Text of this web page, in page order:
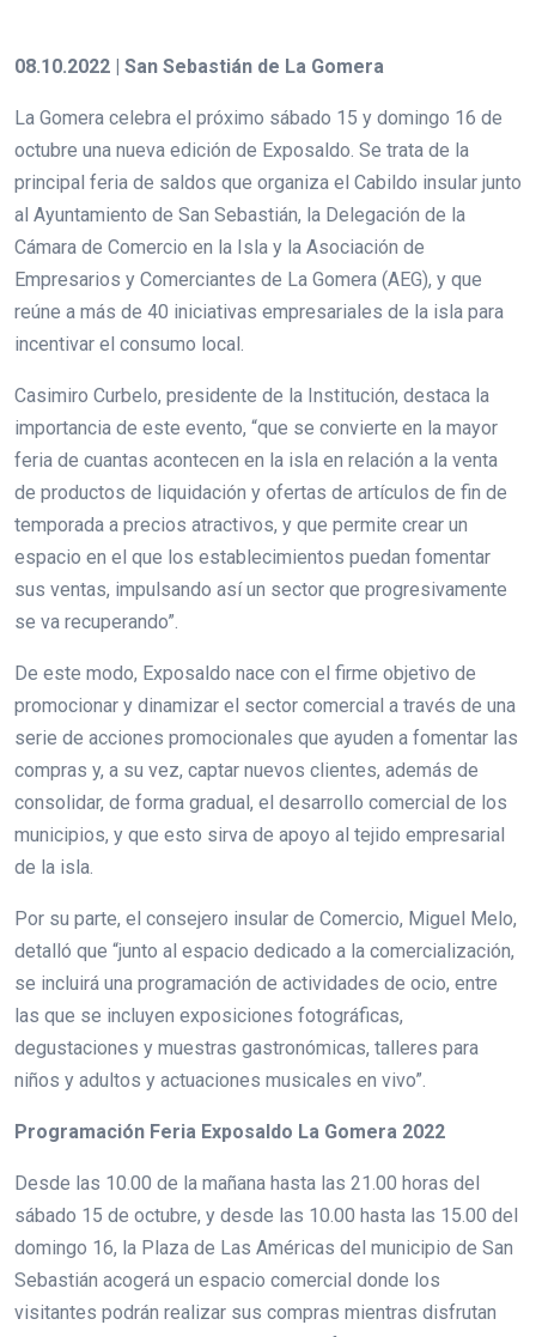
08.10.2022 | San Sebastián de La Gomera
La Gomera celebra el próximo sábado 15 y domingo 16 de
octubre una nueva edición de Exposaldo. Se trata de la
principal feria de saldos que organiza el Cabildo insular junto
al Ayuntamiento de San Sebastián, la Delegación de la
Cámara de Comercio en la Isla y la Asociación de
Empresarios y Comerciantes de La Gomera (AEG), y que
reúne a más de 40 iniciativas empresariales de la isla para
incentivar el consumo local.
Casimiro Curbelo, presidente de la Institución, destaca la
importancia de este evento, “que se convierte en la mayor
feria de cuantas acontecen en la isla en relación a la venta
de productos de liquidación y ofertas de artículos de fin de
temporada a precios atractivos, y que permite crear un
espacio en el que los establecimientos puedan fomentar
sus ventas, impulsando así un sector que progresivamente
se va recuperando”.
De este modo, Exposaldo nace con el firme objetivo de
promocionar y dinamizar el sector comercial a través de una
serie de acciones promocionales que ayuden a fomentar las
compras y, a su vez, captar nuevos clientes, además de
consolidar, de forma gradual, el desarrollo comercial de los
municipios, y que esto sirva de apoyo al tejido empresarial
de la isla.
Por su parte, el consejero insular de Comercio, Miguel Melo,
detalló que “junto al espacio dedicado a la comercialización,
se incluirá una programación de actividades de ocio, entre
las que se incluyen exposiciones fotográficas,
degustaciones y muestras gastronómicas, talleres para
niños y adultos y actuaciones musicales en vivo”.
Programación Feria Exposaldo La Gomera 2022
Desde las 10.00 de la mañana hasta las 21.00 horas del
sábado 15 de octubre, y desde las 10.00 hasta las 15.00 del
domingo 16, la Plaza de Las Américas del municipio de San
Sebastián acogerá un espacio comercial donde los
visitantes podrán realizar sus compras mientras disfrutan